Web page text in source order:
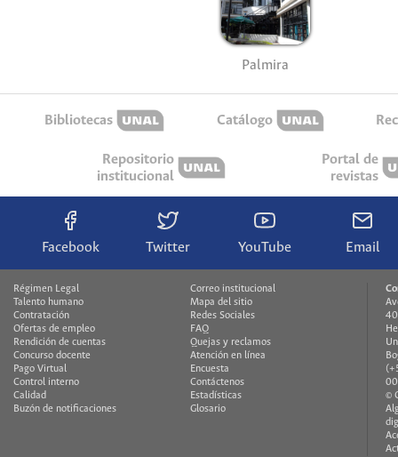
Palmira
Bibliotecas Catálogo
Repositorio
institucional
Portal de
revistas
Facebook Twitter YouTube Email
Régimen Legal
Talento humano
Contratación
Ofertas de empleo
Rendición de cuentas
Concurso docente
Pago Virtual
Control interno
Calidad
Buzón de notificaciones
Correo institucional
Mapa del sitio
Redes Sociales
FAQ
Quejas y reclamos
Atención en línea
Encuesta
Contáctenos
Estadísticas
Glosario
©